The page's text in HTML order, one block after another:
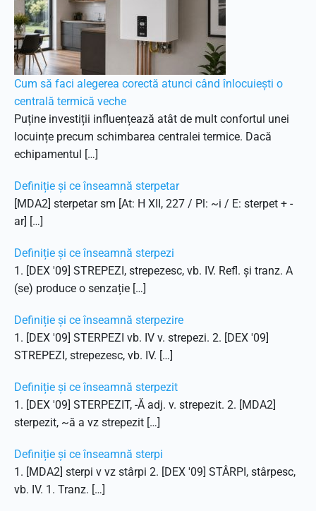
Cum să faci alegerea corectă atunci când înlocuiești o
centrală termică veche
Puține investiții influențează atât de mult confortul unei
locuințe precum schimbarea centralei termice. Dacă
echipamentul […]
Definiție și ce înseamnă sterpetar
[MDA2] sterpetar sm [At: H XII, 227 / Pl: ~i / E: sterpet + -
ar] […]
Definiție și ce înseamnă sterpezi
1. [DEX '09] STREPEZI, strepezesc, vb. IV. Refl. și tranz. A
(se) produce o senzație […]
Definiție și ce înseamnă sterpezire
1. [DEX '09] STERPEZI vb. IV v. strepezi. 2. [DEX '09]
STREPEZI, strepezesc, vb. IV. […]
Definiție și ce înseamnă sterpezit
1. [DEX '09] STERPEZIT, -Ă adj. v. strepezit. 2. [MDA2]
sterpezit, ~ă a vz strepezit […]
Definiție și ce înseamnă sterpi
1. [MDA2] sterpi v vz stârpi 2. [DEX '09] STÂRPI, stârpesc,
vb. IV. 1. Tranz. […]